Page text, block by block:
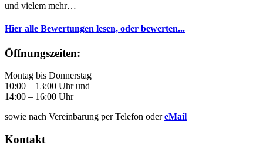
und vielem mehr…
Hier alle Bewertungen lesen, oder bewerten...
Öffnungszeiten:
Montag bis Donnerstag
10:00 – 13:00 Uhr und
14:00 – 16:00 Uhr
sowie nach Vereinbarung per Telefon odereMail
Kontakt